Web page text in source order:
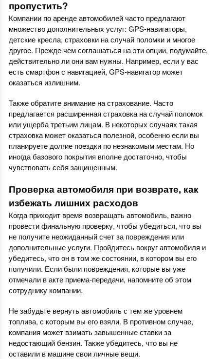
пропустить?
Компании по аренде автомобилей часто предлагают
множество дополнительных услуг: GPS-навигаторы,
детские кресла, страховки на случай поломки и многое
другое. Прежде чем соглашаться на эти опции, подумайте,
действительно ли они вам нужны. Например, если у вас
есть смартфон с навигацией, GPS-навигатор может
оказаться излишним.
Также обратите внимание на страхование. Часто
предлагается расширенная страховка на случай поломок
или ущерба третьим лицам. В некоторых случаях такая
страховка может оказаться полезной, особенно если вы
планируете долгие поездки по незнакомым местам. Но
иногда базового покрытия вполне достаточно, чтобы
чувствовать себя защищенным.
Проверка автомобиля при возврате, как
избежать лишних расходов
Когда приходит время возвращать автомобиль, важно
провести финальную проверку, чтобы убедиться, что вы
не получите неожиданный счет за повреждения или
дополнительные услуги. Пройдитесь вокруг автомобиля и
убедитесь, что он в том же состоянии, в котором вы его
получили. Если были повреждения, которые вы уже
отмечали в акте приема-передачи, напомните об этом
сотруднику компании.
Не забудьте вернуть автомобиль с тем же уровнем
топлива, с которым вы его взяли. В противном случае,
компания может взимать завышенные ставки за
недостающий бензин. Также убедитесь, что вы не
оставили в машине свои личные вещи.